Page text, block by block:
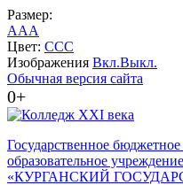
Размер:
AAA
Цвет: CCC
Изображения Вкл.Выкл.
Обычная версия сайта
0+
Государственное
образовательное учреждение
«КУРГАНСКИЙ